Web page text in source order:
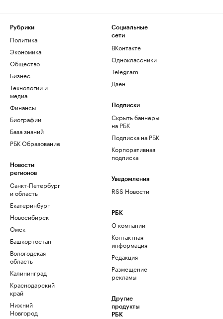
Рубрики
Политика
Экономика
Общество
Бизнес
Технологии и
медиа
Финансы
Биографии
База знаний
РБК Образование
Новости
регионов
Санкт-Петербург
и область
Екатеринбург
Новосибирск
Омск
Башкортостан
Вологодская
область
Калининград
Краснодарский
край
Нижний
Новгород
Социальные
сети
ВКонтакте
Одноклассники
Telegram
Дзен
Подписки
Скрыть баннеры
на РБК
Подписка на РБК
Корпоративная
подписка
Уведомления
RSS Новости
РБК
О компании
Контактная
информация
Редакция
Размещение
рекламы
Другие
продукты
РБК